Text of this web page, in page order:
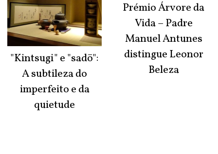
"Kintsugi" e "sadō":
A subtileza do
imperfeito e da
quietude
Prémio Árvore da
Vida – Padre
Manuel Antunes
distingue Leonor
Beleza